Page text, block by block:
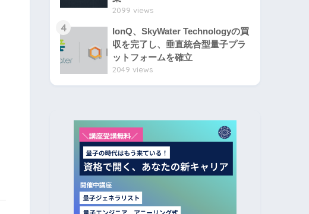
2099 views
4
IonQ、SkyWater Technologyの買
収を完了し、垂直統合型量子プラ
ットフォームを確立
2049 views